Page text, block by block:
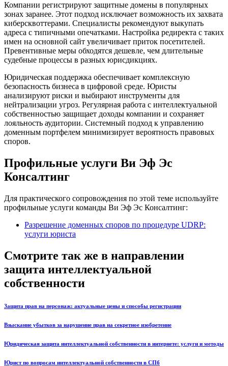
Компании регистрируют защитные домены в популярных
зонах заранее. Этот подход исключает возможность их захвата
киберсквоттерами. Специалисты рекомендуют выкупать
адреса с типичными опечатками. Настройка редиректа с таких
имен на основной сайт увеличивает приток посетителей.
Превентивные меры обходятся дешевле, чем длительные
судебные процессы в разных юрисдикциях.
Юридическая поддержка обеспечивает комплексную
безопасность бизнеса в цифровой среде. Юристы
анализируют риски и выбирают инструменты для
нейтрализации угроз. Регулярная работа с интеллектуальной
собственностью защищает доходы компании и сохраняет
лояльность аудитории. Системный подход к управлению
доменным портфелем минимизирует вероятность правовых
споров.
Профильные услуги Ви Эф Эс
Консалтинг
Для практического сопровождения по этой теме используйте
профильные услуги команды Ви Эф Эс Консалтинг:
Разрешение доменных споров по процедуре UDRP:
услуги юриста
Смотрите так же в направлении
защита интеллектуальной
собственности
Защита прав на персонаж: актуальные цены и способы регистрации
Взыскание убытков за нарушение прав на секретное изобретение
Юридическая защита интеллектуальной собственности в интернете: услуги и методы
Юрист по вопросам интеллектуальной собственности в СПб